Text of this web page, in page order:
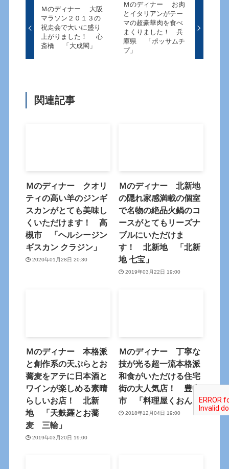
Ｍのディナー 大阪
マラソン２０１３の
祝走会で大いに盛り
上がりました！ 心
斎橋 「大成閣」
Ｍのディナー お肉
とイタリアンがテー
マの超豪華肉を食べ
まくりました！ 兵
庫県 「ポッサムチ
プ」
関連記事
Ｍのディナー クオリ
ティの高い羊のジンギ
スカンがとても美味し
くいただけます！ 高
槻市 「ヘルシージン
ギスカン クラジン」
2020年01月28日 20:30
Ｍのディナー 北新地
の隠れ家感満載の個室
で名物の絶品火鍋のコ
ースがとてもリーズナ
ブルにいただけま
す！ 北新地 「北新
地 七宝」
2019年03月22日 19:00
Ｍのディナー 本格派
と創作系の天ぷらとお
蕎麦をアテに日本酒と
ワインが楽しめる素晴
らしいお店！ 北新
地 「天麩羅とお蕎
麦 三輪」
2019年03月20日 19:00
Ｍのディナー 丁寧な
技が光る超一流本格派
和食がいただける住宅
街の大人気店！ 豊中
市 「料理屋くおん」
2018年12月04日 19:00